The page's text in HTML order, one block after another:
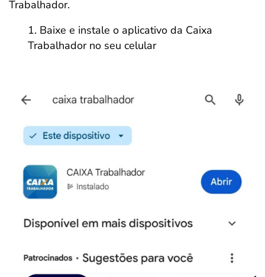
Trabalhador.
Baixe e instale o aplicativo da Caixa
Trabalhador no seu celular